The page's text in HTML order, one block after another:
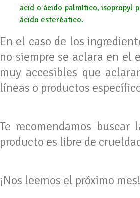
acid o ácido palmítico, isopropyl
ácido esteréatico.
En el caso de los
no siempre se aclara en el
muy accesibles que
líneas o productos
Te recomendamos
producto es libre de
¡Nos leemos el próximo mes!